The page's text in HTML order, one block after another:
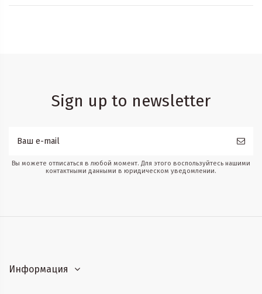
Sign up to newsletter
Вы можете отписаться в любой момент. Для этого воспользуйтесь нашими
контактными данными в юридическом уведомлении.
Информация